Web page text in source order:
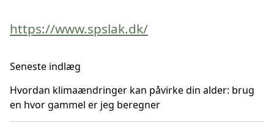
https://www.spslak.dk/
Seneste indlæg
Hvordan klimaændringer kan påvirke din alder: brug
en hvor gammel er jeg beregner